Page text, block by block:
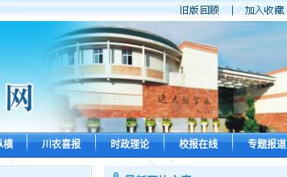
横 川农喜报 时政理论 校报在线 专题报道